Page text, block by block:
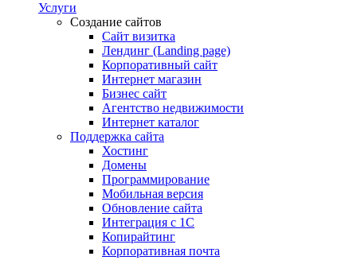
Услуги
Создание сайтов
Сайт визитка
Лендинг (Landing page)
Корпоративный сайт
Интернет магазин
Бизнес сайт
Агентство недвижимости
Интернет каталог
Поддержка сайта
Хостинг
Домены
Программирование
Мобильная версия
Обновление сайта
Интеграция с 1С
Копирайтинг
Корпоративная почта